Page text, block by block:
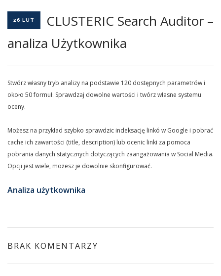
26 LUT
CLUSTERIC Search Auditor –
analiza Użytkownika
Stwórz własny tryb analizy na podstawie 120 dostępnych parametrów i
około 50 formuł. Sprawdzaj dowolne wartości i twórz własne systemu
oceny.
Możesz na przykład szybko sprawdzic indeksację linkó w Google i pobrać
cache ich zawartości (title, description) lub ocenic linki za pomoca
pobrania danych statycznych dotyczących zaangażowania w Social Media.
Opcji jest wiele, możesz je dowolnie skonfigurować.
Analiza użytkownika
BRAK KOMENTARZY